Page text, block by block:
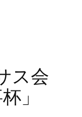
ス会
」